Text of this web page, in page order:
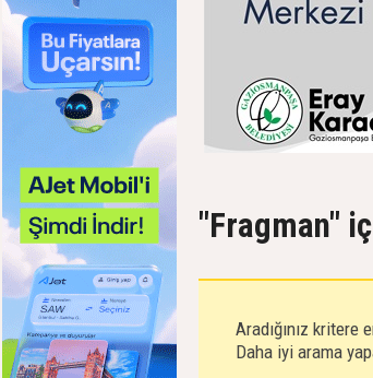
"Fragman"
Aradığınız kritere
Daha iyi arama